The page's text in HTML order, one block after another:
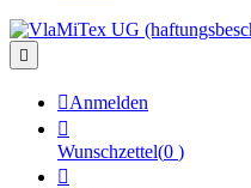

Anmelden

Wunschzettel(0 )
